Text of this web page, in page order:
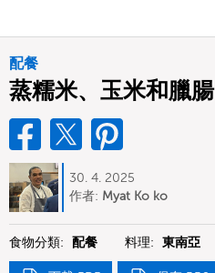
配餐
蒸糯米、玉米和臘腸
30. 4. 2025
作者: Myat Ko ko
食物分類: 配餐 料理: 東南亞